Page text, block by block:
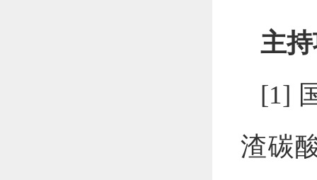
主
[1]
渣碳